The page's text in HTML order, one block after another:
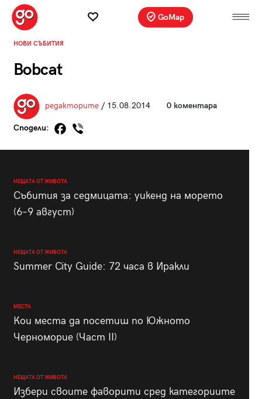
GoMap
НОВИ СЪБИТИЯ
Bobcat
редакторите/ 15.08.2014 0 коментара
Сподели:
НЕЩАТА ОТ ЖИВОТА
Събития за седмицата: уикенд на морето
(6–9 август)
НЕЩАТА ОТ ЖИВОТА
Summer City Guide: 72 часа в Иракли
МЕСТА
Кои места да посетиш по Южното
Черноморие (Част II)
НЕЩАТА ОТ ЖИВОТА
Избери своите фаворити сред категориите